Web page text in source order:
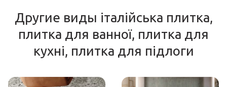
Другие виды італійська плитка,
плитка для ванної, плитка для
кухні, плитка для підлоги